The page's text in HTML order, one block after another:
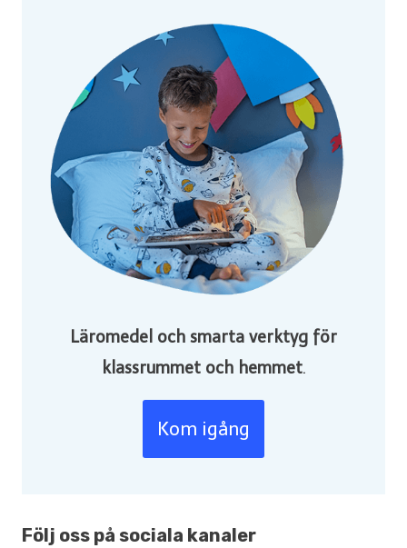
Läromedel och smarta verktyg för
klassrummet och hemmet.
Kom igång
Följ oss på sociala kanaler